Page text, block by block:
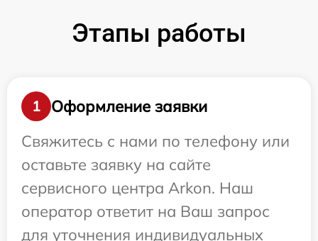
Этапы работы
1
Оформление заявки
Свяжитесь с нами по телефону или
оставьте заявку на сайте
сервисного центра Arkon. Наш
оператор ответит на Ваш запрос
для уточнения индивидуальных